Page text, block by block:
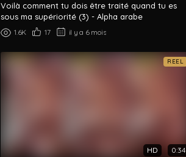
Voilà comment tu dois être traité quand tu es
sous ma supériorité (3) - Alpha arabe
1.6K 17 il y a 6 mois
REEL
HD 0:34